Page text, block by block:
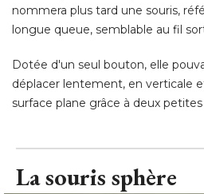
nommera plus tard une souris,
longue queue, semblable au fil
Dotée d'un seul bouton, elle
déplacer lentement, en verticale
surface plane grâce à deux petites
La souris sphère